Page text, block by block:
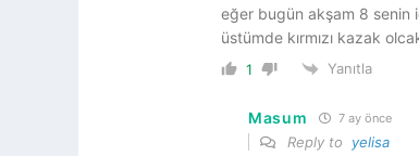
eğer bugün akşam 8 senin
üstümde kırmızı kazak
1 Yanıtla
Masum 7 ay önce
Reply to yelisa